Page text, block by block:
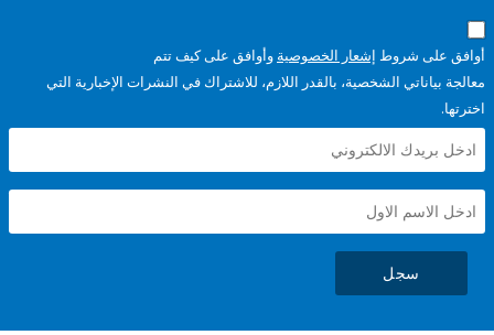
شروطإشعار الخصوصيةوأوافق على كيف تتم
الشخصية، بالقدر اللازم، للاشتراك في النشرات الإخبارية التي